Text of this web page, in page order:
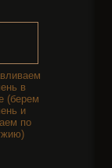
в
(берем
и
по